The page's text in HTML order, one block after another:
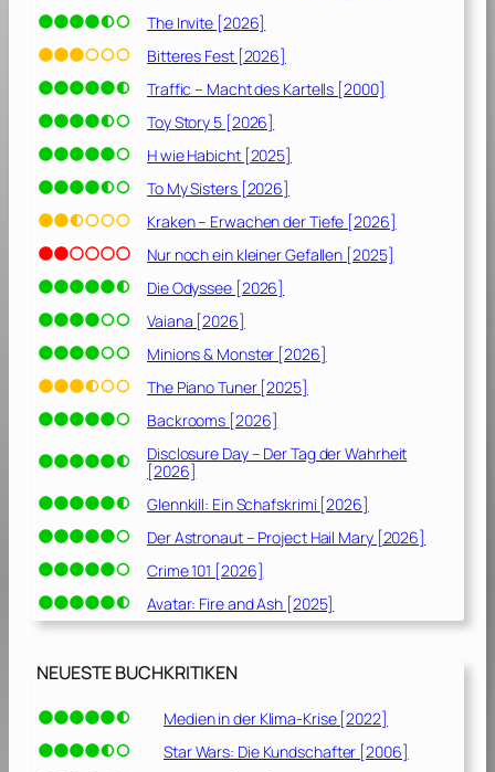
[
2
2
0
]
The Invite [2026]
Bitteres Fest [2026]
Traffic – Macht des Kartells [2000]
Toy Story 5 [2026]
H wie Habicht [2025]
To My Sisters [2026]
Kraken – Erwachen der Tiefe [2026]
Nur noch ein kleiner Gefallen [2025]
Die Odyssee [2026]
Vaiana [2026]
Minions & Monster [2026]
The Piano Tuner [2025]
Backrooms [2026]
Disclosure Day – Der Tag der Wahrheit
[2026]
Glennkill: Ein Schafskrimi [2026]
Der Astronaut – Project Hail Mary [2026]
Crime 101 [2026]
Avatar: Fire and Ash [2025]
NEUESTE BUCHKRITIKEN
Medien in der Klima-Krise [2022]
Star Wars: Die Kundschafter [2006]